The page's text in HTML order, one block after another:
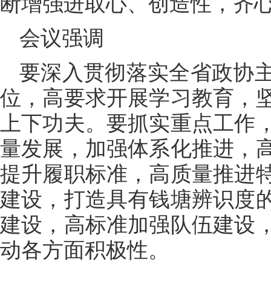
会议强调
要深入贯彻落实全省政协
位，高要求开展学习教育，
上下功夫。要抓实重点工
量发展，加强体系化推进，
提升履职标准，高质量推进
建设，打造具有钱塘辨识度
建设，高标准加强队伍建设
动各方面积极性。